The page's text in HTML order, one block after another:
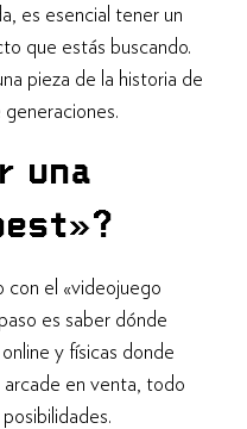
es esencial tener un
que estás buscando.
pieza de la historia de
una
con el «videojuego
es saber dónde
y físicas donde
en venta, todo